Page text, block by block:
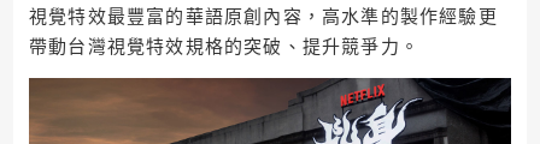
視覺特效最豐富的華語原創內容，高水準的製作經驗更
帶動台灣視覺特效規格的突破、提升競爭力。